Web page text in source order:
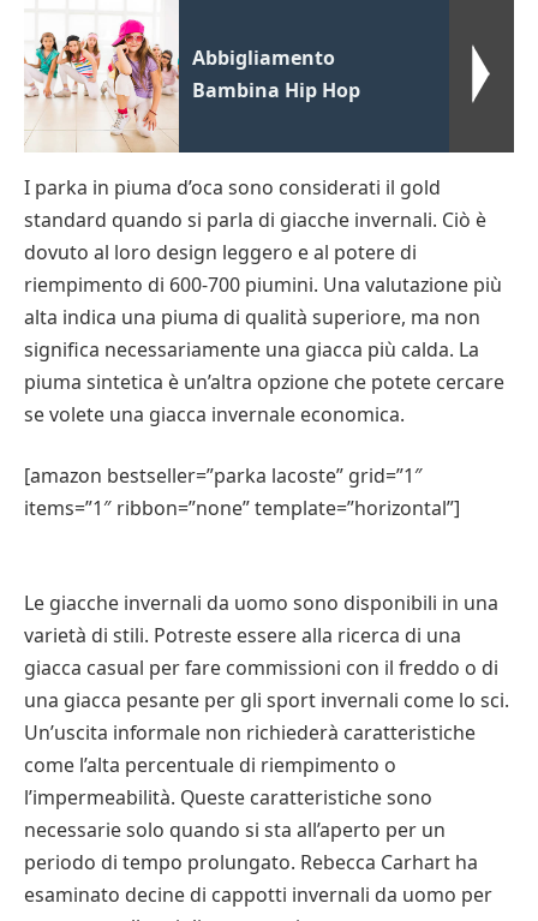
Abbigliamento
Bambina Hip Hop
I parka in piuma d’oca sono considerati il gold
standard quando si parla di giacche invernali. Ciò è
dovuto al loro design leggero e al potere di
riempimento di 600-700 piumini. Una valutazione più
alta indica una piuma di qualità superiore, ma non
significa necessariamente una giacca più calda. La
piuma sintetica è un’altra opzione che potete cercare
se volete una giacca invernale economica.
[amazon bestseller=”parka lacoste” grid=”1″
items=”1″ ribbon=”none” template=”horizontal”]
Le giacche invernali da uomo sono disponibili in una
varietà di stili. Potreste essere alla ricerca di una
giacca casual per fare commissioni con il freddo o di
una giacca pesante per gli sport invernali come lo sci.
Un’uscita informale non richiederà caratteristiche
come l’alta percentuale di riempimento o
l’impermeabilità. Queste caratteristiche sono
necessarie solo quando si sta all’aperto per un
periodo di tempo prolungato. Rebecca Carhart ha
esaminato decine di cappotti invernali da uomo per